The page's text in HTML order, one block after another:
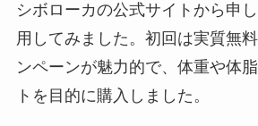
シボローカの公式サイトから申
用してみました。初回は実質無
ンペーンが魅力的で、体重や体
トを目的に購入しました。